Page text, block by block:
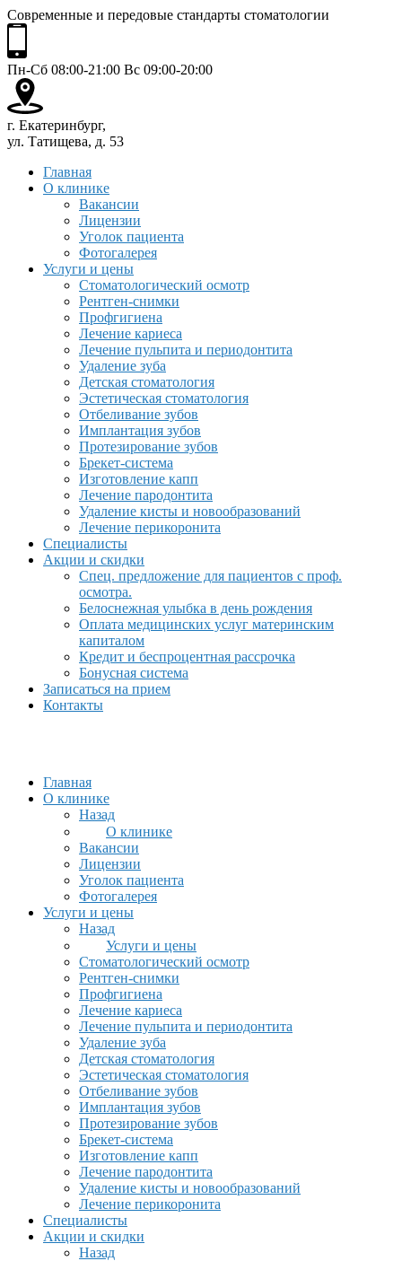
Современные и передовые стандарты стоматологии
Пн-Сб 08:00-21:00 Вс 09:00-20:00
г. Екатеринбург,
ул. Татищева, д. 53
Главная
О клинике
Вакансии
Лицензии
Уголок пациента
Фотогалерея
Услуги и цены
Стоматологический осмотр
Рентген-снимки
Профгигиена
Лечение кариеса
Лечение пульпита и периодонтита
Удаление зуба
Детская стоматология
Эстетическая стоматология
Отбеливание зубов
Имплантация зубов
Протезирование зубов
Брекет-система
Изготовление капп
Лечение пародонтита
Удаление кисты и новообразований
Лечение перикоронита
Специалисты
Акции и скидки
Спец. предложение для пациентов с проф.
осмотра.
Белоснежная улыбка в день рождения
Оплата медицинских услуг материнским
капиталом
Кредит и беспроцентная рассрочка
Бонусная система
Записаться на прием
Контакты
Главная
О клинике
Назад
О клинике
Вакансии
Лицензии
Уголок пациента
Фотогалерея
Услуги и цены
Назад
Услуги и цены
Стоматологический осмотр
Рентген-снимки
Профгигиена
Лечение кариеса
Лечение пульпита и периодонтита
Удаление зуба
Детская стоматология
Эстетическая стоматология
Отбеливание зубов
Имплантация зубов
Протезирование зубов
Брекет-система
Изготовление капп
Лечение пародонтита
Удаление кисты и новообразований
Лечение перикоронита
Специалисты
Акции и скидки
Назад